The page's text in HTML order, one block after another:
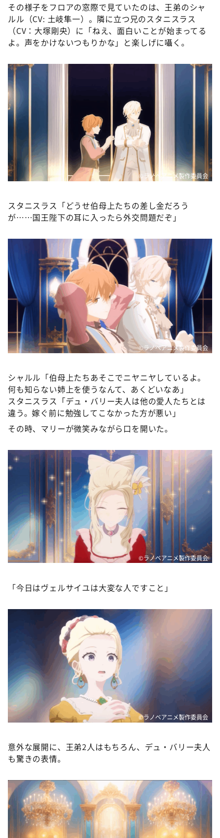
その様子をフロアの窓際で見ていたのは、王弟のシャ
ルル（CV: 土岐隼一）。隣に立つ兄のスタニスラス
（CV：大塚剛央）に「ねえ、面白いことが始まってる
よ。声をかけないつもりかな」と楽しげに囁く。
©ラノベアニメ製作委員会
スタニスラス「どうせ伯母上たちの差し金だろう
が……国王陛下の耳に入ったら外交問題だぞ」
©ラノベアニメ製作委員会
シャルル「伯母上たちあそこでニヤニヤしているよ。
何も知らない姉上を使うなんて、あくどいなあ」
スタニスラス「デュ・バリー夫人は他の愛人たちとは
違う。嫁ぐ前に勉強してこなかった方が悪い」
その時、マリーが微笑みながら口を開いた。
©ラノベアニメ製作委員会
「今日はヴェルサイユは大変な人ですこと」
©ラノベアニメ製作委員会
意外な展開に、王弟2人はもちろん、デュ・バリー夫人
も驚きの表情。